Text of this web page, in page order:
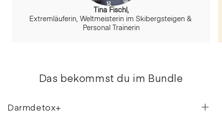
Tina Fischl,
Extremläuferin, Weltmeisterin im Skibergsteigen &
Personal Trainerin
Das bekommst du im Bundle
Darmdetox+